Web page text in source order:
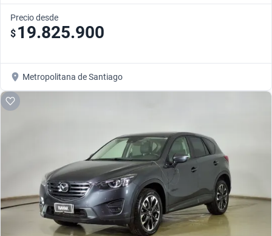
Precio desde
$ 19.825.900
Metropolitana de Santiago